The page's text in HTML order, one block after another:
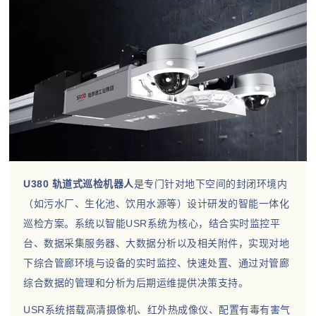
U380 轨道式巡检机器人是专门针对地下空间的封闭环境内
（如污水厂、生化池、饮用水源等）设计研发的智能一体化
巡检方案。系统以智能USR系统为核心，结合实时监控平
台、数据采集服务器、大数据分析以及相关附件，实现对地
下综合管廊环境与设备的实时监控、快速处置、通过对管廊
综合数据的管理和分析为后期运维提供决策支持。
USR系统搭载高清摄像机、红外热成像仪、配置有毒有害气